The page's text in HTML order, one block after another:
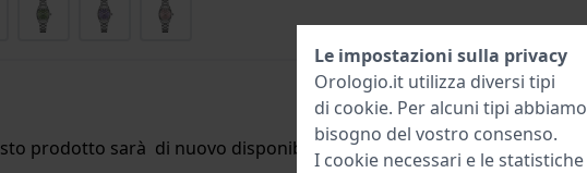
prodotto sarà di nuovo disponibile.
Le impostazioni sulla privacy
Orologio.it utilizza diversi tipi
di cookie. Per alcuni tipi abbiamo
bisogno del vostro consenso.
I cookie necessari e le statistiche